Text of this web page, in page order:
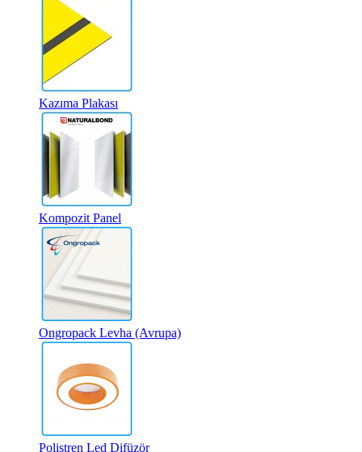
Kazıma Plakası
Kompozit Panel
Ongropack Levha (Avrupa)
Polistren Led Difüzör